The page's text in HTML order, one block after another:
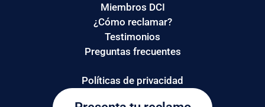
Miembros DCI
¿Cómo reclamar?
Testimonios
Preguntas frecuentes
Políticas de privacidad